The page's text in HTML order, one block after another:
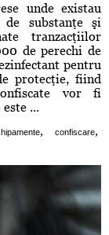
unde existau
substanţe şi
tranzacţiilor
de perechi de
pentru
protecţie, fiind
vor fi
...
, confiscare,